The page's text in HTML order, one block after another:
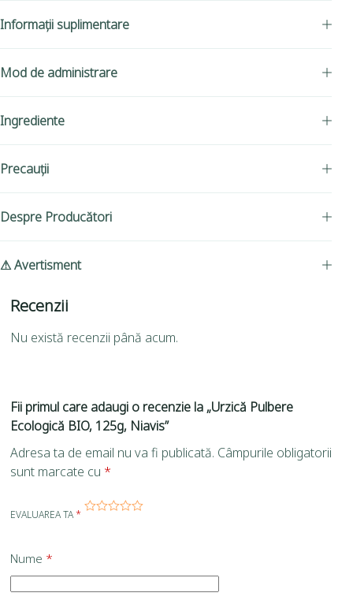
Informații suplimentare
Mod de administrare
Ingrediente
Precauții
Despre Producători
⚠ Avertisment
Recenzii
Nu există recenzii până acum.
Fii primul care adaugi o recenzie la „Urzică Pulbere
Ecologică BIO, 125g, Niavis”
Adresa ta de email nu va fi publicată. Câmpurile obligatorii
sunt marcate cu *
EVALUAREA TA*
Nume *